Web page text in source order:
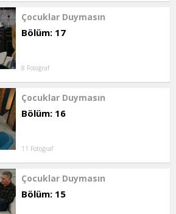
Çocuklar Duymasın
Bölüm: 17
8 Fotoğraf
Çocuklar Duymasın
Bölüm: 16
11 Fotoğraf
Çocuklar Duymasın
Bölüm: 15